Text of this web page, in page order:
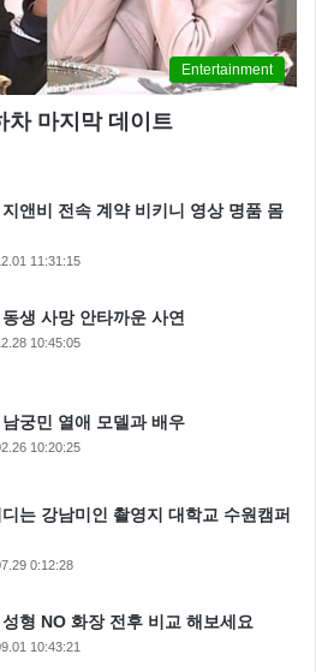
Entertainment
차 마지막 데이트
지앤비 전속 계약 비키니 영상 명품 몸
11:31:15
생 사망 안타까운 사연
10:45:05
궁민 열애 모델과 배우
10:20:25
는 강남미인 촬영지 대학교 수원캠퍼
0:12:28
형 NO 화장 전후 비교 해보세요
10:43:21